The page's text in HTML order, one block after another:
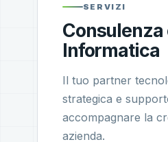
SERVIZI
Informatica
Il tuo partner
strategica e
accompagnare la
azienda.